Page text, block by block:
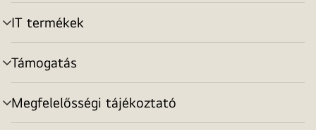
IT termékek
menu
toggle
Támogatás
menu
toggle
Megfelelősségi tájékoztató
menu
toggle